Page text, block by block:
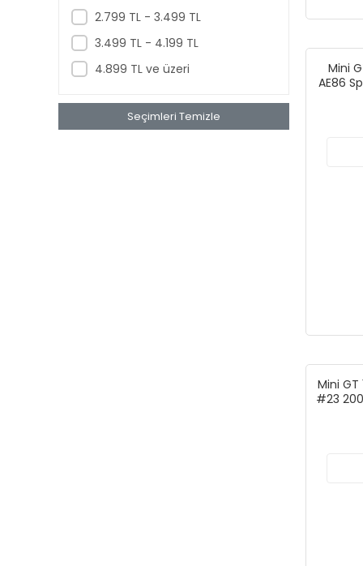
2.799 TL - 3.499 TL
3.499 TL - 4.199 TL
4.899 TL ve üzeri
Seçimleri Temizle
Mini
AE86
Mini
#23